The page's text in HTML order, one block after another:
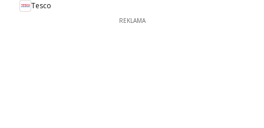
Tesco
REKLAMA